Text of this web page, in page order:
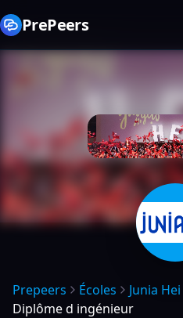
PrePeers
Prepeers Écoles Junia Hei
Diplôme d ingénieur